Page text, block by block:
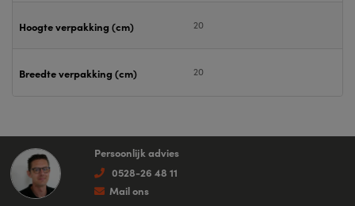
Hoogte verpakking (cm) 20
Breedte verpakking (cm) 20
Persoonlijk advies
0528-26 48 11
Mail ons